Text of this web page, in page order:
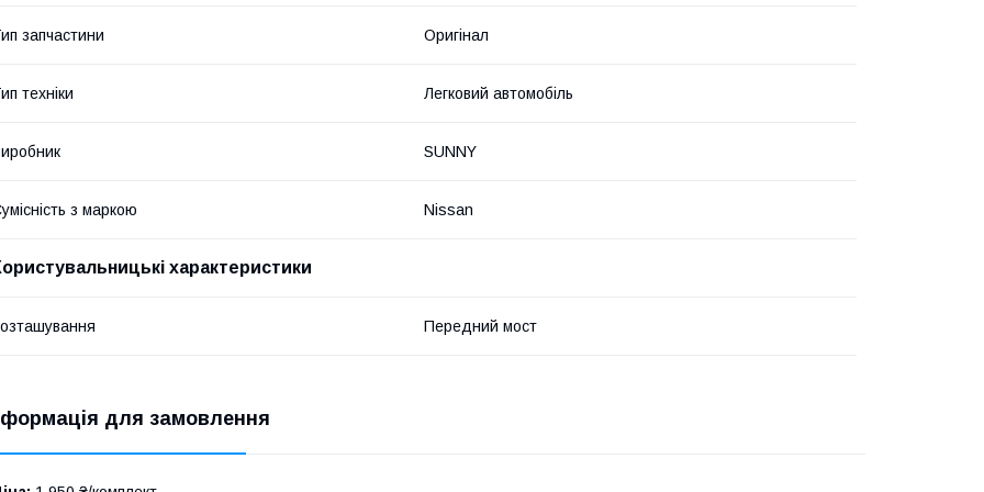
запчастини Оригінал
техніки Легковий автомобіль
SUNNY
з маркою Nissan
характеристики
Передний мост
для замовлення